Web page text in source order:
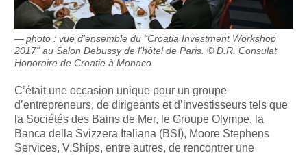
photo : vue d’ensemble du “Croatia Investment Workshop
2017” au Salon Debussy de l’hôtel de Paris. © D.R. Consulat
Honoraire de Croatie à Monaco
C’était une occasion unique pour un groupe
d’entrepreneurs, de dirigeants et d’investisseurs tels que
la Sociétés des Bains de Mer, le Groupe Olympe, la
Banca della Svizzera Italiana (BSI), Moore Stephens
Services, V.Ships, entre autres, de rencontrer une